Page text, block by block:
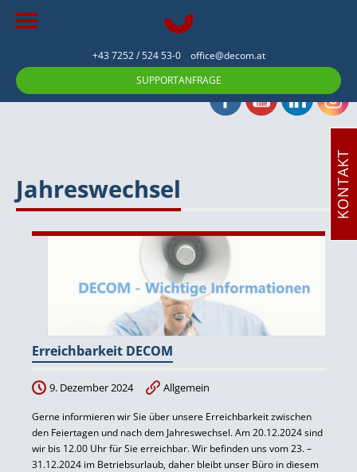
+43 7252 / 524 53-0 office@decom.at
SUPPORTANFRAGE
Jahreswechsel
Erreichbarkeit DECOM
9. Dezember 2024 Allgemein
Gerne informieren wir Sie über unsere Erreichbarkeit zwischen
den Feiertagen und nach dem Jahreswechsel. Am 20.12.2024 sind
wir bis 12.00 Uhr für Sie erreichbar. Wir befinden uns vom 23. –
31.12.2024 im Betriebsurlaub, daher bleibt unser Büro in diesem
KONTAKT